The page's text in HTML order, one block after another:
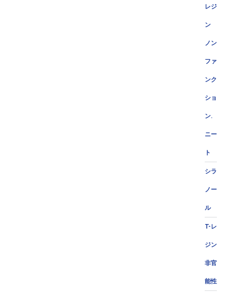
レジ
ン
ノン
ファ
ンク
ショ
ン.
ニー
ト
シラ
ノー
ル
T-レ
ジン
非官
能性